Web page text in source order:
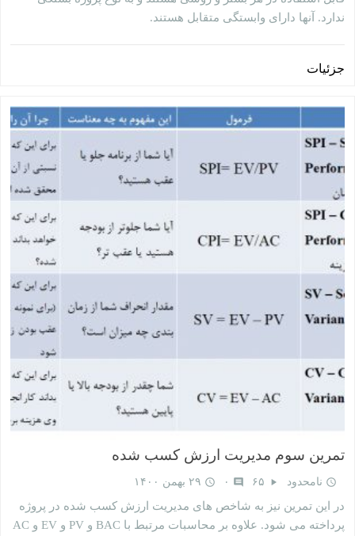
ندارد. آنها دارای وابستگی متقابل هستند.
جزئیات
تمرین سوم مدیریت ارزش کسب‌ شده
query_builder نامحدود play_arrow ۶۵ comment ۰ query_builder ۲۹ بهمن ۱۴۰۰
در این تمرین نیز به شاخص های مدیریت ارزش کسب شده در پروژه
پرداخته می شود. علاوه بر محاسبات مرتبط با BAC و PV و EV و AC